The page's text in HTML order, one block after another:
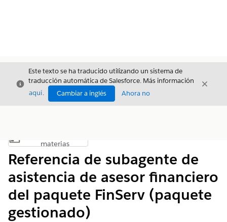
Cerrar
Este texto se ha traducido utilizando un sistema de
traducción automática de Salesforce. Más información
aquí. Cambiar a inglés Ahora no
Cerrar
Mostrar índice de materias
materias
Referencia de subagente de
asistencia de asesor financiero
del paquete FinServ (paquete
gestionado)